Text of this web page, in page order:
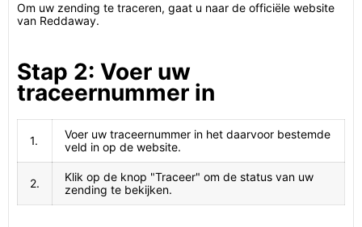
Om uw zending te traceren, gaat u naar de officiële website
van Reddaway.
Stap 2: Voer uw
traceernummer in
1.
Voer uw traceernummer in het daarvoor bestemde
veld in op de website.
2.
Klik op de knop "Traceer" om de status van uw
zending te bekijken.